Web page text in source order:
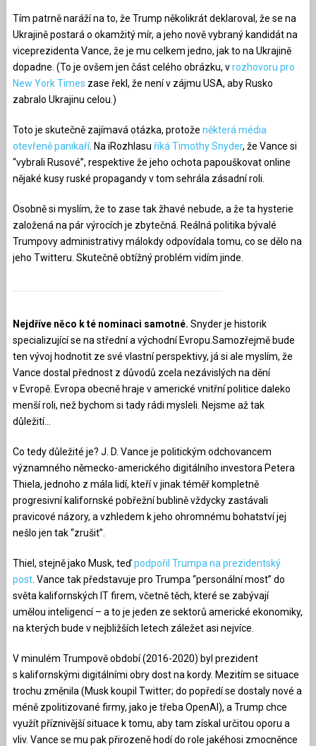
Tím patrně naráží na to, že Trump několikrát deklaroval, že se na
Ukrajině postará o okamžitý mír, a jeho nově vybraný kandidát na
viceprezidenta Vance, že je mu celkem jedno, jak to na Ukrajině
dopadne. (To je ovšem jen část celého obrázku, vrozhovoru pro
New York Times zase řekl, že není v zájmu USA, aby Rusko
zabralo Ukrajinu celou.)
Toto je skutečně zajímavá otázka, protože některá média
otevřeně panikaří. Na iRozhlasu říká Timothy Snyder, že Vance si
“vybrali Rusové”, respektive že jeho ochota papouškovat online
nějaké kusy ruské propagandy v tom sehrála zásadní roli.
Osobně si myslím, že to zase tak žhavé nebude, a že ta hysterie
založená na pár výrocích je zbytečná. Reálná politika bývalé
Trumpovy administrativy málokdy odpovídala tomu, co se dělo na
jeho Twitteru. Skutečně obtížný problém vidím jinde.
Nejdříve něco k té nominaci samotné. Snyder je historik
specializující se na střední a východní Evropu.Samozřejmě bude
ten vývoj hodnotit ze své vlastní perspektivy, já si ale myslím, že
Vance dostal přednost z důvodů zcela nezávislých na dění
v Evropě. Evropa obecně hraje v americké vnitřní politice daleko
menší roli, než bychom si tady rádi mysleli. Nejsme až tak
důležití…
Co tedy důležité je? J. D. Vance je politickým odchovancem
významného německo-amerického digitálního investora Petera
Thiela, jednoho z mála lidí, kteří v jinak téměř kompletně
progresivní kalifornské pobřežní bublině vždycky zastávali
pravicové názory, a vzhledem k jeho ohromnému bohatství jej
nešlo jen tak “zrušit”.
Thiel, stejně jako Musk, teďpodpořil Trumpa na prezidentský
post. Vance tak představuje pro Trumpa “personální most” do
světa kalifornských IT firem, včetně těch, které se zabývají
umělou inteligencí – a to je jeden ze sektorů americké ekonomiky,
na kterých bude v nejbližších letech záležet asi nejvíce.
V minulém Trumpově období (2016-2020) byl prezident
s kalifornskými digitálními obry dost na kordy. Mezitím se situace
trochu změnila (Musk koupil Twitter; do popředí se dostaly nové a
méně zpolitizované firmy, jako je třeba OpenAI), a Trump chce
využít příznivější situace k tomu, aby tam získal určitou oporu a
vliv. Vance se mu pak přirozeně hodí do role jakéhosi zmocněnce